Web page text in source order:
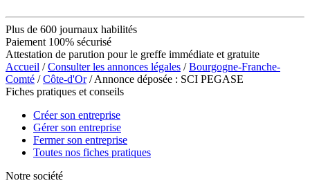
Plus de 600 journaux habilités
Paiement 100% sécurisé
Attestation de parution pour le greffe immédiate et gratuite
Accueil /Consulter les annonces légales /Bourgogne-Franche-
Comté /Côte-d'Or/ Annonce déposée : SCI PEGASE
Fiches pratiques et conseils
Créer son entreprise
Gérer son entreprise
Fermer son entreprise
Toutes nos fiches pratiques
Notre société